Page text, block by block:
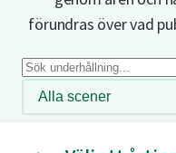
förundras över vad
Sök
underhållning
Filtrera
efter